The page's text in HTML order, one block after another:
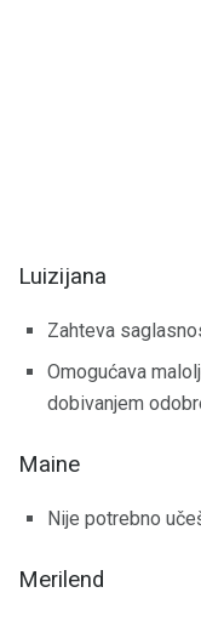
Luizijana
Zahteva
Omogućava
dobivanjem
Maine
Nije potrebno
Merilend